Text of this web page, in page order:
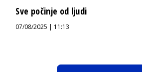
Sve počinje od ljudi
07/08/2025 | 11:13